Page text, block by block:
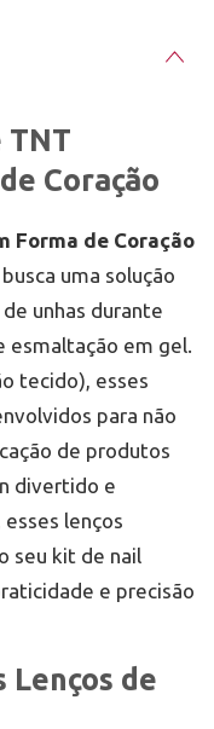
de Coração
loja física
No
melhores
TNT
Coração
Forma de Coração
uma solução
unhas durante
esmaltação em gel.
tecido), esses
para não
de produtos
divertido e
lenços
seu kit de nail
e precisão
Lenços de